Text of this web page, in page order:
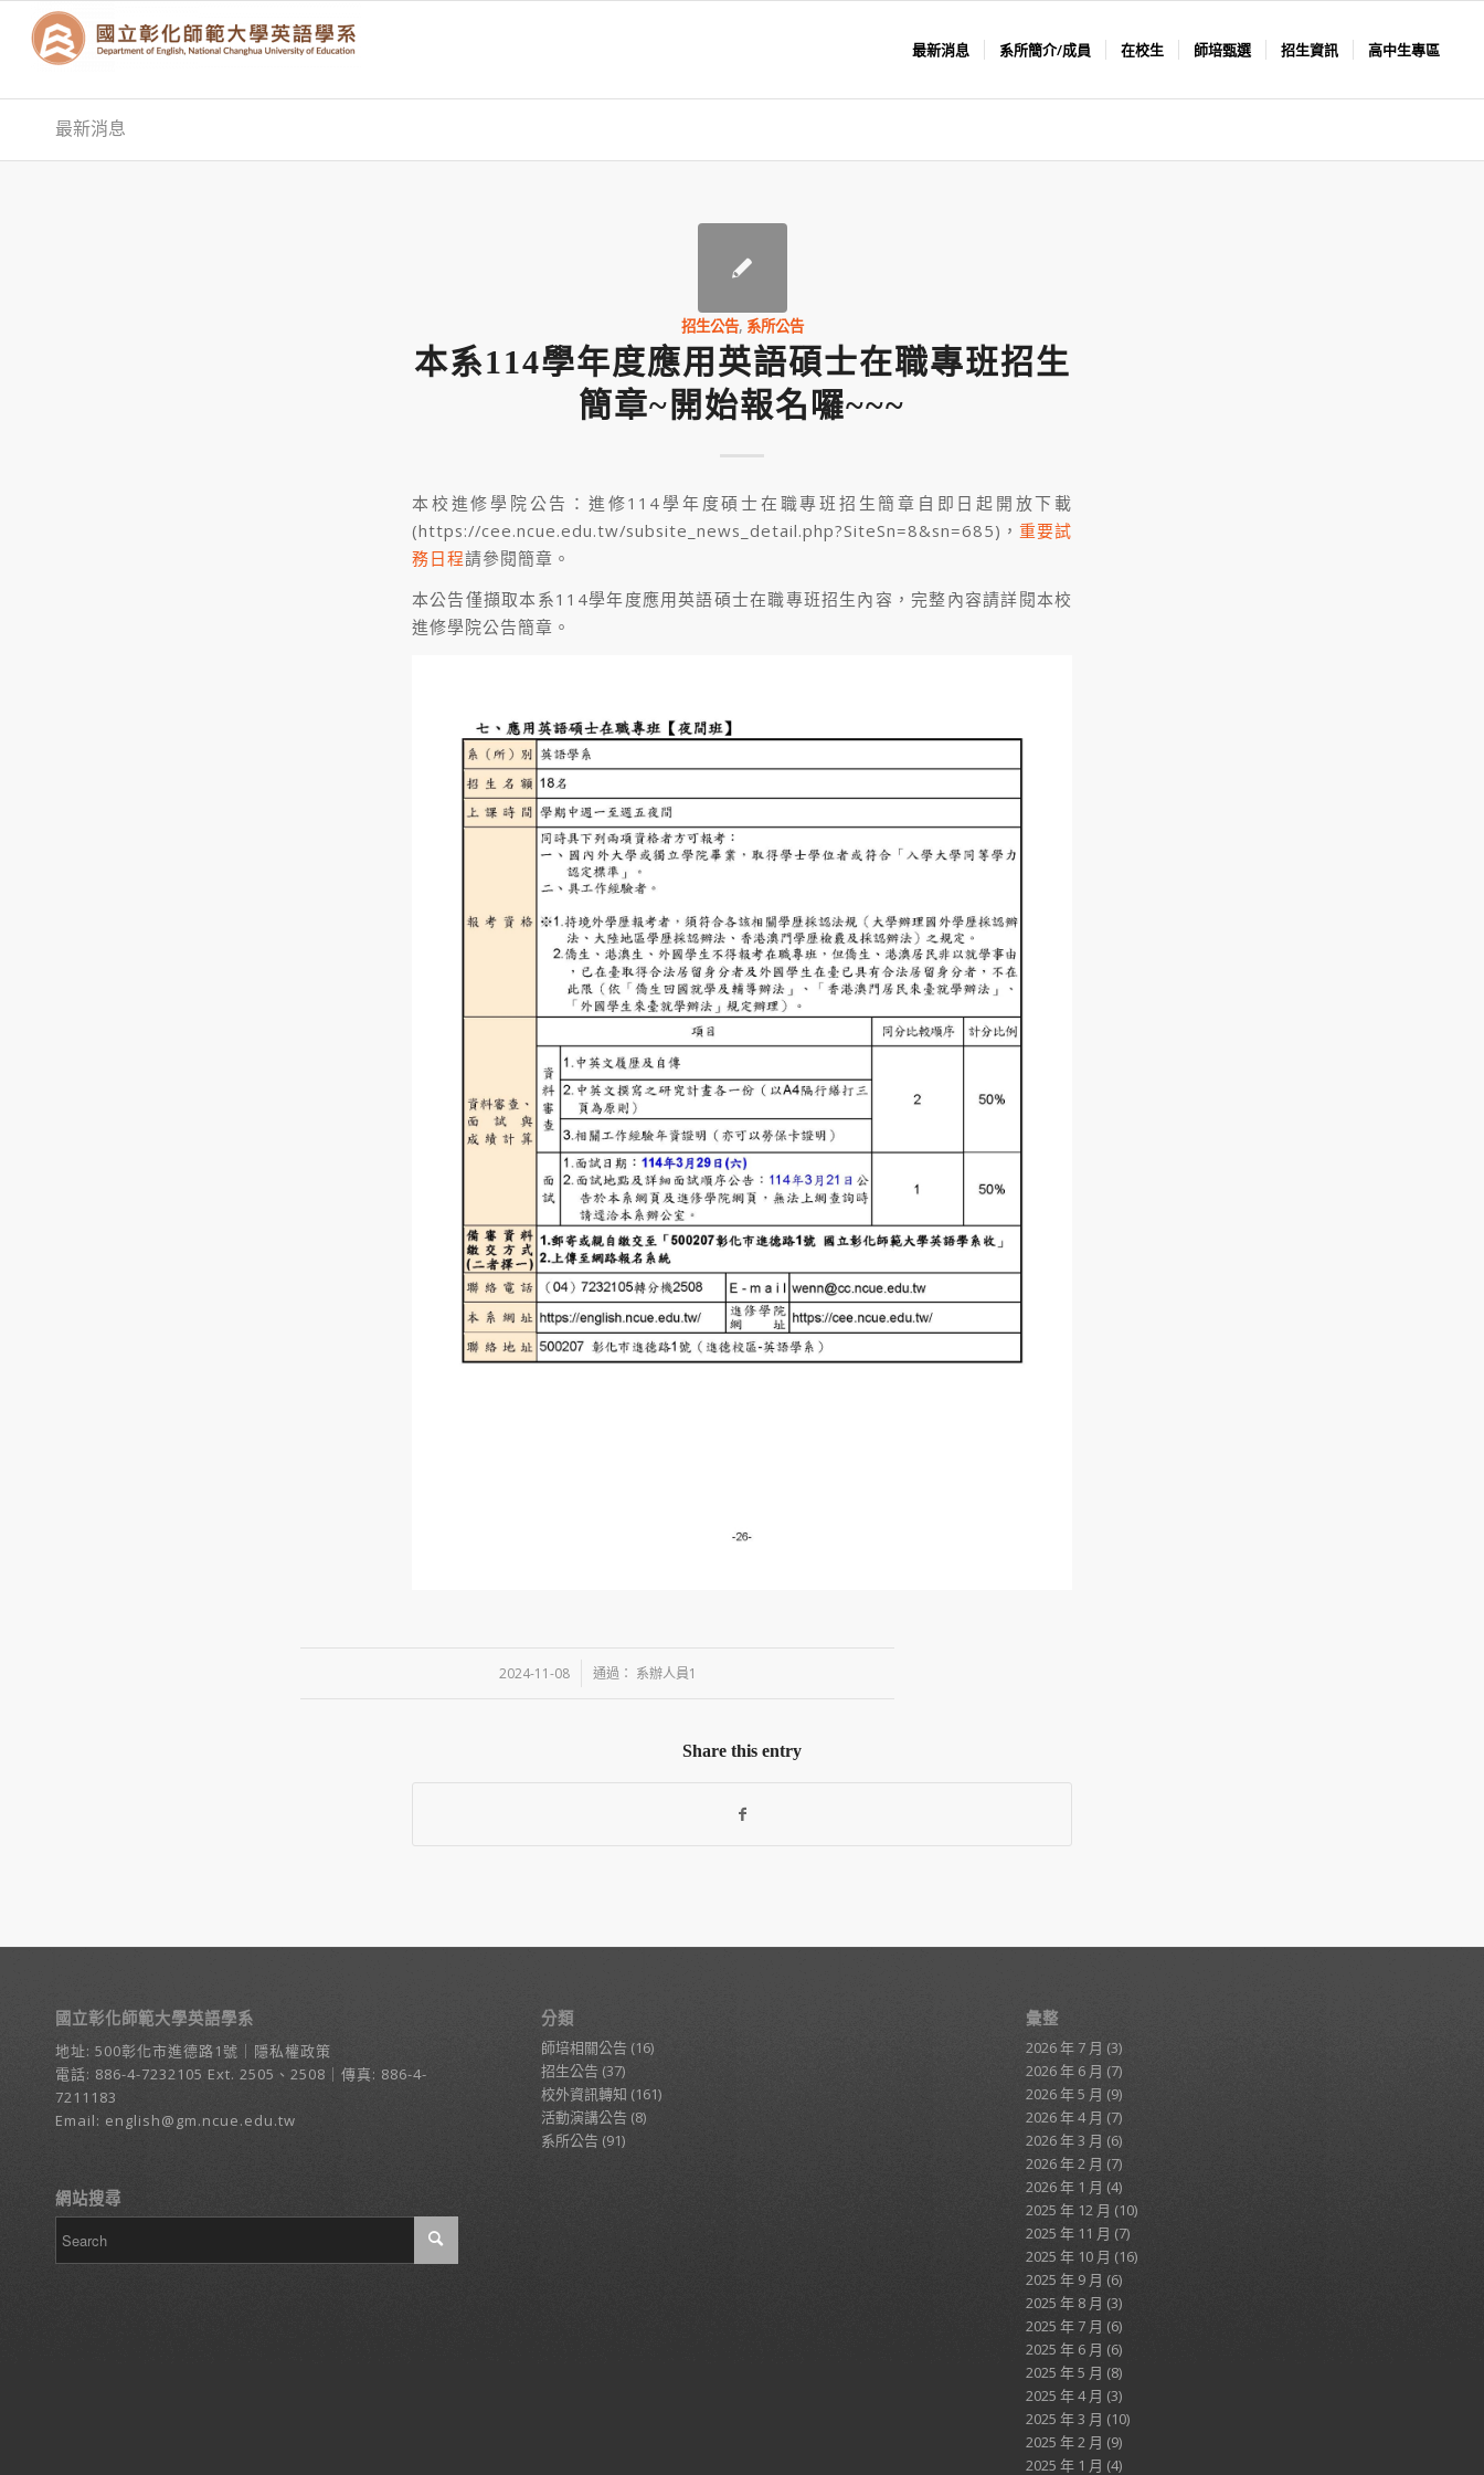
最新消息 系所簡介/成員 在校生 師培甄選 招生資訊 高中生專區
最新消息
招生公告, 系所公告
本系114學年度應用英語碩士在職專班招生
簡章~開始報名囉~~~
本校進修學院公告：進修114學年度碩士在職專班招生簡章自即日起開放下載
(https://cee.ncue.edu.tw/subsite_news_detail.php?SiteSn=8&sn=685)， 重要試
務日程請參閱簡章。
本公告僅擷取本系114學年度應用英語碩士在職專班招生內容，完整內容請詳閱本校
進修學院公告簡章。
2024-11-08
/ 通過： 系辦人員1
Share this entry
國立彰化師範大學英語學系
地址: 500彰化市進德路1號 ｜ 隱私權政策
電話: 886-4-7232105 Ext. 2505、2508｜傳真: 886-4-
7211183
Email: english@gm.ncue.edu.tw
網站搜尋
分類
師培相關公告(16)
招生公告 (37)
校外資訊轉知 (161)
活動演講公告 (8)
系所公告(91)
彙整
2026 年 7 月 (3)
2026 年 6 月 (7)
2026 年 5 月 (9)
2026 年 4 月 (7)
2026 年 3 月 (6)
2026 年 2 月 (7)
2026 年 1 月 (4)
2025 年 12 月 (10)
2025 年 11 月 (7)
2025 年 10 月 (16)
2025 年 9 月 (6)
2025 年 8 月 (3)
2025 年 7 月 (6)
2025 年 6 月 (6)
2025 年 5 月 (8)
2025 年 4 月 (3)
2025 年 3 月 (10)
2025 年 2 月 (9)
2025 年 1 月 (4)